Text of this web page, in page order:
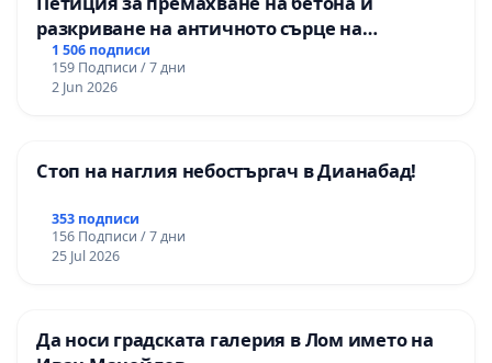
разкриване на античното сърце на
Могиланската могила във Враца
1 506 подписи
159 Подписи / 7 дни
2 Jun 2026
Стоп на наглия небостъргач в Дианабад!
353 подписи
156 Подписи / 7 дни
25 Jul 2026
Да носи градската галерия в Лом името на